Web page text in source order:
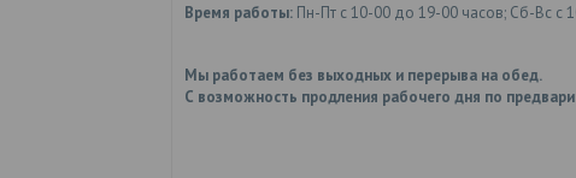
Время работы: Пн-Пт с 10-00 до 19-00 часов; Сб-Вс с
Мы работаем без выходных и перерыва на обед.
С возможность продления рабочего дня по